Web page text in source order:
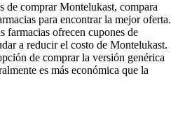
de comprar Montelukast, compara
para encontrar la mejor oferta.
farmacias ofrecen cupones de
a reducir el costo de Montelukast.
de comprar la versión genérica
es más económica que la